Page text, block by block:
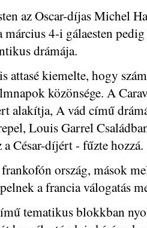
az Oscar-díjas Michel
4-i gálaesten
drámája.
attasé kiemelte, hogy
közönsége. A
alakítja, A vád című
Louis Garrel
César-díjért - fűzte hozzá.
ország, mások
a francia válogatás
tematikus blokkban